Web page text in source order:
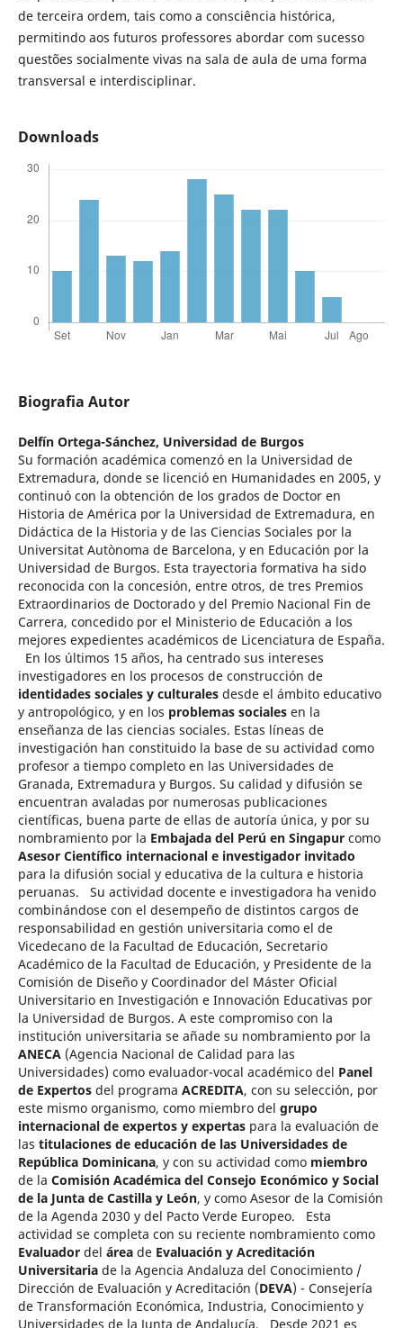
de terceira ordem, tais como a consciência histórica,
permitindo aos futuros professores abordar com sucesso
questões socialmente vivas na sala de aula de uma forma
transversal e interdisciplinar.
Downloads
Biografia Autor
Delfín Ortega-Sánchez, Universidad de Burgos
Su formación académica comenzó en la Universidad de
Extremadura, donde se licenció en Humanidades en 2005, y
continuó con la obtención de los grados de Doctor en
Historia de América por la Universidad de Extremadura, en
Didáctica de la Historia y de las Ciencias Sociales por la
Universitat Autònoma de Barcelona, y en Educación por la
Universidad de Burgos. Esta trayectoria formativa ha sido
reconocida con la concesión, entre otros, de tres Premios
Extraordinarios de Doctorado y del Premio Nacional Fin de
Carrera, concedido por el Ministerio de Educación a los
mejores expedientes académicos de Licenciatura de España.
En los últimos 15 años, ha centrado sus intereses
investigadores en los procesos de construcción de
identidades sociales y culturalesdesde el ámbito educativo
y antropológico, y en los problemas sociales en la
enseñanza de las ciencias sociales. Estas líneas de
investigación han constituido la base de su actividad como
profesor a tiempo completo en las Universidades de
Granada, Extremadura y Burgos. Su calidad y difusión se
encuentran avaladas por numerosas publicaciones
científicas, buena parte de ellas de autoría única, y por su
nombramiento por la Embajada del Perú en Singapurcomo
Asesor Científico internacional e investigador invitado
para la difusión social y educativa de la cultura e historia
peruanas. Su actividad docente e investigadora ha venido
combinándose con el desempeño de distintos cargos de
responsabilidad en gestión universitaria como el de
Vicedecano de la Facultad de Educación, Secretario
Académico de la Facultad de Educación, y Presidente de la
Comisión de Diseño y Coordinador del Máster Oficial
Universitario en Investigación e Innovación Educativas por
la Universidad de Burgos. A este compromiso con la
institución universitaria se añade su nombramiento por la
ANECA (Agencia Nacional de Calidad para las
Universidades) como evaluador-vocal académico del Panel
de Expertosdel programa ACREDITA, con su selección, por
este mismo organismo, como miembro del grupo
internacional de expertos y expertaspara la evaluación de
las titulaciones de educación de las Universidades de
República Dominicana, y con su actividad como miembro
de la Comisión Académica del Consejo Económico y Social
de la Junta de Castilla y León, y como Asesor de la Comisión
de la Agenda 2030 y del Pacto Verde Europeo. Esta
actividad se completa con su reciente nombramiento como
Evaluador del área de Evaluación y Acreditación
Universitariade la Agencia Andaluza del Conocimiento /
Dirección de Evaluación y Acreditación (DEVA) - Consejería
de Transformación Económica, Industria, Conocimiento y
Universidades de la Junta de Andalucía. Desde 2021 es